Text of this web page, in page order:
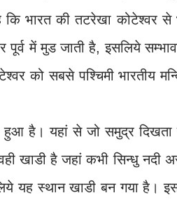
भारत की तटरेखा कोटेश्वर से
में मुड जाती है, इसलिये
को सबसे पश्चिमी भारतीय
हुआ है। यहां से जो समुद्र दिखता
खाडी है जहां कभी सिन्धु नदी
यह स्थान खाडी बन गया है।